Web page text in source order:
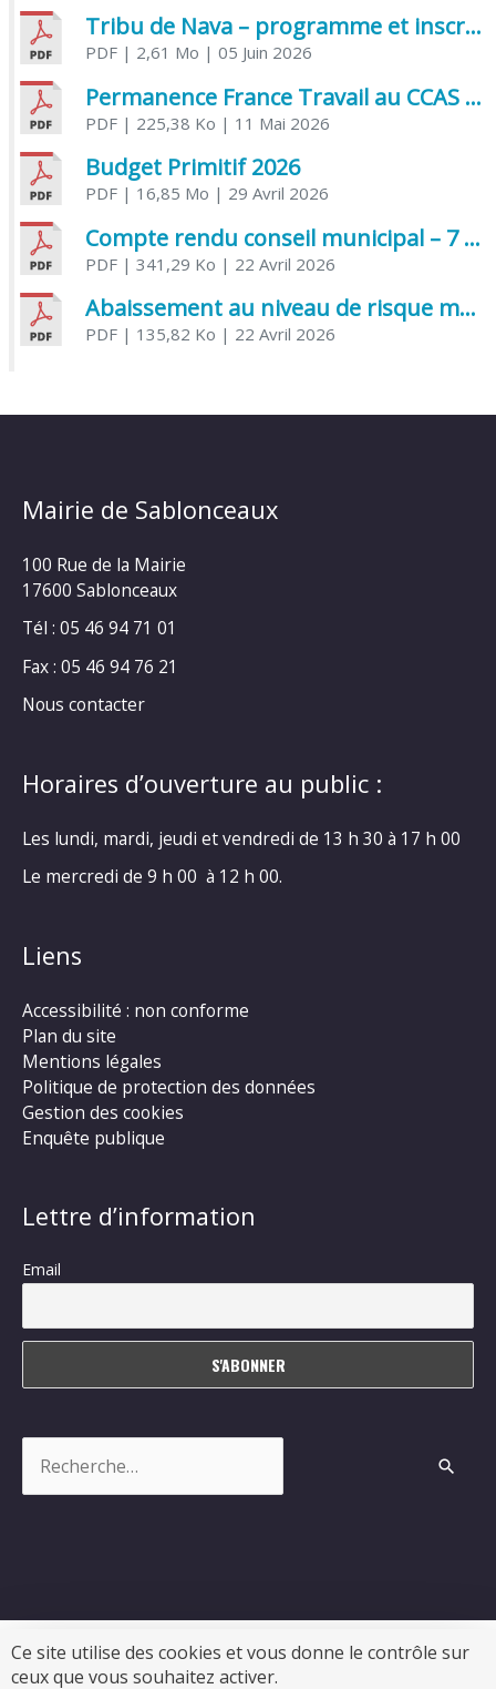
Ce site utilise des cookies et vous donne le contrôle sur
ceux que vous souhaitez activer.
Tribu de Nava – programme et inscriptions été 2026
PDF| 2,61 Mo | 05 Juin 2026
Permanence France Travail au CCAS de Saujon Juin 2026
PDF| 225,38 Ko | 11 Mai 2026
Budget Primitif 2026
PDF| 16,85 Mo | 29 Avril 2026
Compte rendu conseil municipal – 7 avril 2026
PDF| 341,29 Ko | 22 Avril 2026
Abaissement au niveau de risque modéré de l’Influenza aviaire
PDF| 135,82 Ko | 22 Avril 2026
Mairie de Sablonceaux
100 Rue de la Mairie
17600 Sablonceaux
Tél : 05 46 94 71 01
Fax : 05 46 94 76 21
Nous contacter
Horaires d’ouverture au public :
Les lundi, mardi, jeudi et vendredi de 13 h 30 à 17 h 00
Le mercredi de 9 h 00 à 12 h 00.
Liens
Accessibilité : non conforme
Plan du site
Mentions légales
Politique de protection des données
Gestion des cookies
Enquête publique
Lettre d’information
Email